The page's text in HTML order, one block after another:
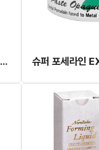
노리타케 CZR FC 페이스트 클리어 글레이즈